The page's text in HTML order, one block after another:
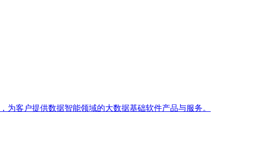
为客户提供数据智能领域的大数据基础软件产品与服务。